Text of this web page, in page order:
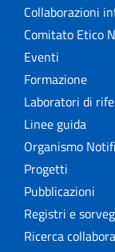
Collaborazioni
Comitato Etico
Eventi
Formazione
Laboratori di
Linee guida
Organismo
Progetti
Pubblicazioni
Registri e
Ricerca